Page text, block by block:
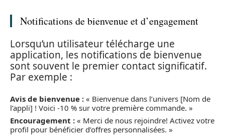
Notifications de bienvenue et d’engagement
Lorsqu’un utilisateur télécharge une
application, les notifications de bienvenue
sont souvent le premier contact significatif.
Par exemple :
Avis de bienvenue : « Bienvenue dans l’univers [Nom de
l’appli] ! Voici -10 % sur votre première commande. »
Encouragement : « Merci de nous rejoindre! Activez votre
profil pour bénéficier d’offres personnalisées. »